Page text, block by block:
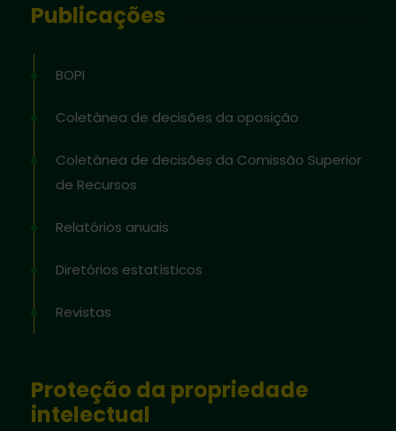
Publicações
BOPI
Coletânea de decisões da oposição
Coletânea de decisões da Comissão Superior
de Recursos
Relatórios anuais
Diretórios estatísticos
Revistas
Proteção da propriedade
intelectual